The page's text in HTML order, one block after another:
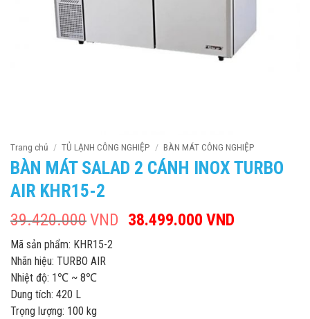
Trang chủ / TỦ LẠNH CÔNG NGHIỆP / BÀN MÁT CÔNG NGHIỆP
BÀN MÁT SALAD 2 CÁNH INOX TURBO
AIR KHR15-2
39.420.000VND Giá
38.499.000 VND
Mã sản phẩm: KHR15-2
Nhãn hiệu: TURBO AIR
Nhiệt độ: 1℃ ~ 8℃
Dung tích: 420 L
Trọng lượng: 100 kg